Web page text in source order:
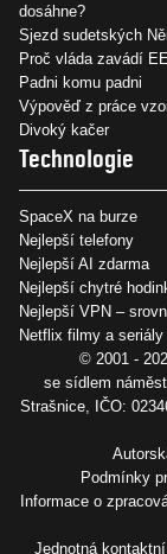
dosáhne?
Sjezd sudetských
Proč vláda zavádí
Padni komu padni
Výpověď z práce
Divoký kačer
Technologie
SpaceX na burze
Nejlepší telefony
Nejlepší AI zdarma
Nejlepší chytré
Nejlepší VPN –
Netflix filmy a seriály
© 2001 -
se sídlem
Strašnice, IČO:
Podmínky
Informace o
Jednotná